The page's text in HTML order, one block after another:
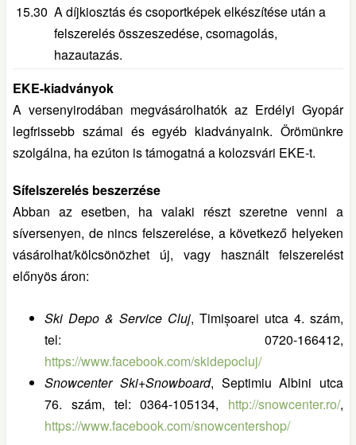
15.30 A díjkiosztás és csoportképek elkészítése után a
felszerelés összeszedése, csomagolás,
hazautazás.
EKE-kiadványok
A versenyirodában megvásárolhatók az Erdélyi Gyopár
legfrissebb számai és egyéb kiadványaink. Örömünkre
szolgálna, ha ezúton is támogatná a kolozsvári EKE-t.
Sífelszerelés beszerzése
Abban az esetben, ha valaki részt szeretne venni a
síversenyen, de nincs felszerelése, a következő helyeken
vásárolhat/kölcsönözhet új, vagy használt felszerelést
előnyös áron:
Ski Depo & Service Cluj, Timișoarei utca 4. szám,
tel: 0720-166412,
https://www.facebook.com/skidepocluj/
Snowcenter Ski+Snowboard, Septimiu Albini utca
76. szám, tel: 0364-105134, http://snowcenter.ro/,
https://www.facebook.com/snowcentershop/